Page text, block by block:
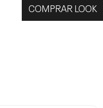
COMPRAR LOOK